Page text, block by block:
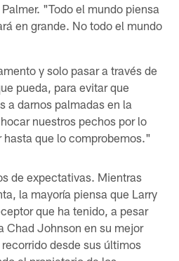
"Todo el mundo piensa
en grande. No todo el mundo
y solo pasar a través de
pueda, para evitar que
a darnos palmadas en la
nuestros pechos por lo
hasta que lo comprobemos."
de expectativas. Mientras
la mayoría piensa que Larry
que ha tenido, a pesar
Chad Johnson en su mejor
desde sus últimos